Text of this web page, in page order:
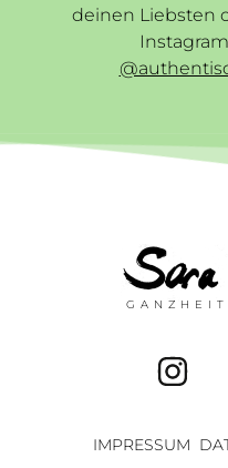
deinen Liebsten
IMPRESSUM